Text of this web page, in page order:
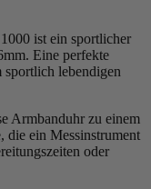
ist ein sportlicher
Eine perfekte
sportlich lebendigen
Armbanduhr zu einem
die ein Messinstrument
oder